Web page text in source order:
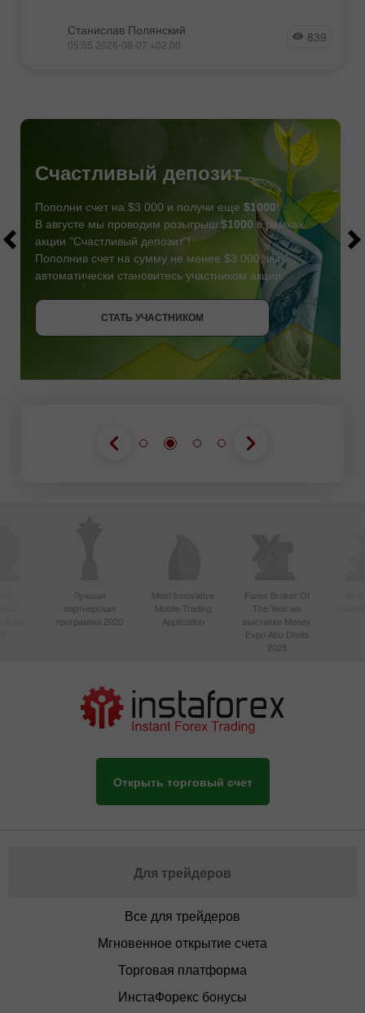
Станислав Полянский
05:55 2026-08-07 +02:00 839
СТАТЬ УЧАСТНИКОМ
Счастливый депозит
Пополни счет на $3 000 и получи еще $1000!
В августе мы проводим розыгрыш $1000 в рамках
акции "Счастливый депозит"!
Пополнив счет на сумму не менее $3 000, вы
автоматически становитесь участником акции.
СТАТЬ УЧАСТНИКОМ
ПОЛУЧИТЬ БОНУС
Лучшая
партнерская
программа 2020
Most Innovative
Mobile Trading
Application
Forex Broker Of
The Year на
выставке Money
Expo Abu Dhabi
2025
Открыть торговый счет
Для трейдеров
Все для трейдеров
Мгновенное открытие счета
Торговая платформа
ИнстаФорекс бонусы